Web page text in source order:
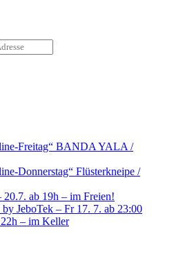
Freitag“ BANDA YALA /
Donnerstag“ Flüsterkneipe /
ab 19h – im Freien!
JeboTek – Fr 17. 7. ab 23:00
– im Keller